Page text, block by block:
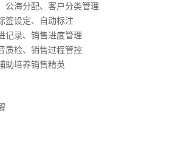
公海分配、客户分类管理
签设定、自动标注
记录、销售进度管理
质检、销售过程管控
助培养销售精英